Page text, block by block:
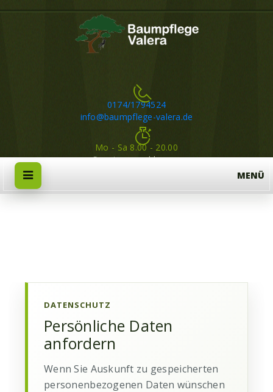
0174/1794524
info@baumpflege-valera.de
Mo - Sa 8.00 - 20.00
Sonntag geschlossen
DATENAUSKUNFT
DATENSCHUTZ
Persönliche Daten
anfordern
Wenn Sie Auskunft zu gespeicherten
personenbezogenen Daten wünschen